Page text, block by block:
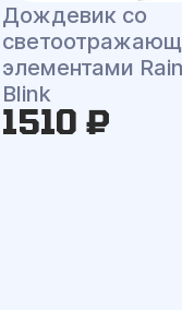
Дождевик со
элементами
Blink
1510 ₽